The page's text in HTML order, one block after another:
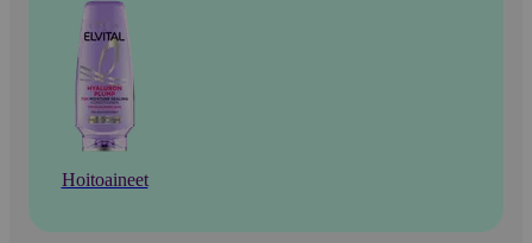
Hoitoaineet